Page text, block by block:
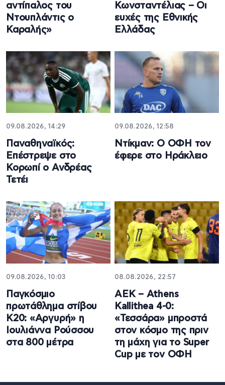
αντίπαλος του
Ντουπλάντις ο
Καραλής»
Κωνσταντέλιας – Οι
ευχές της Εθνικής
Ελλάδας
09.08.2026, 14:29
Παναθηναϊκός:
Επέστρεψε στο
Κορωπί ο Ανδρέας
Τετέι
09.08.2026, 12:58
Ντίκμαν: Ο ΟΦΗ τον
έφερε στο Ηράκλειο
09.08.2026, 10:03
Παγκόσμιο
πρωτάθλημα στίβου
Κ20: «Αργυρή» η
Ιουλιάννα Ρούσσου
στα 800 μέτρα
08.08.2026, 22:57
ΑΕΚ – Athens
Kallithea 4-0:
«Τεσσάρα» μπροστά
στον κόσμο της πριν
τη μάχη για το Super
Cup με τον ΟΦΗ